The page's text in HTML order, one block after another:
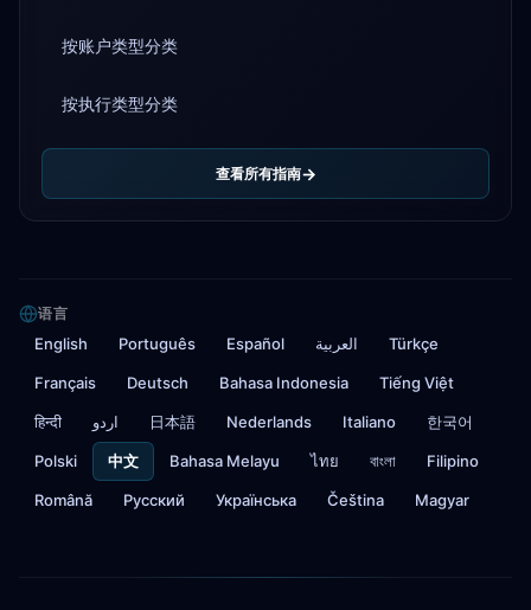
按账户类型分类
按执行类型分类
查看所有指南
语言
English Português Español العربية Türkçe
Français Deutsch Bahasa Indonesia Tiếng Việt
हिन्दी اردو 日本語 Nederlands Italiano 한국어
Polski 中文 Bahasa Melayu ไทย বাংলা Filipino
Română Русский Українська Čeština Magyar